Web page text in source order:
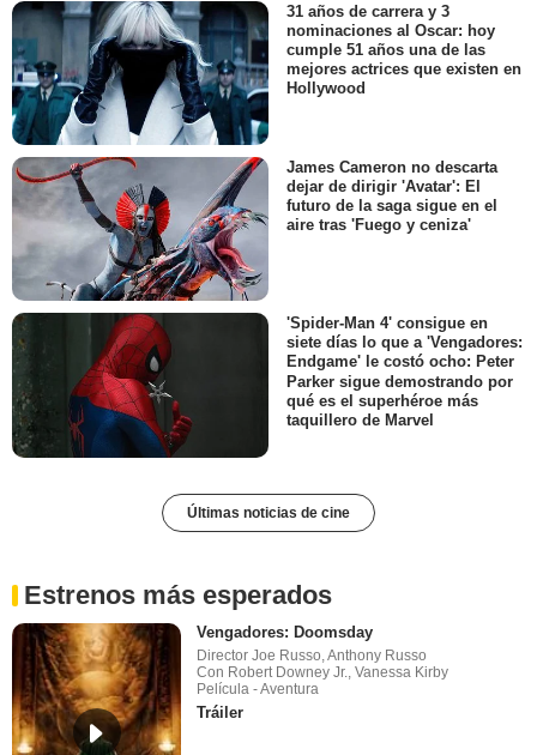
31 años de carrera y 3
nominaciones al Oscar: hoy
cumple 51 años una de las
mejores actrices que existen en
Hollywood
James Cameron no descarta
dejar de dirigir 'Avatar': El
futuro de la saga sigue en el
aire tras 'Fuego y ceniza'
'Spider-Man 4' consigue en
siete días lo que a 'Vengadores:
Endgame' le costó ocho: Peter
Parker sigue demostrando por
qué es el superhéroe más
taquillero de Marvel
Últimas noticias de cine
Estrenos más esperados
Vengadores: Doomsday
Director Joe Russo, Anthony Russo
Con Robert Downey Jr., Vanessa Kirby
Película - Aventura
Tráiler